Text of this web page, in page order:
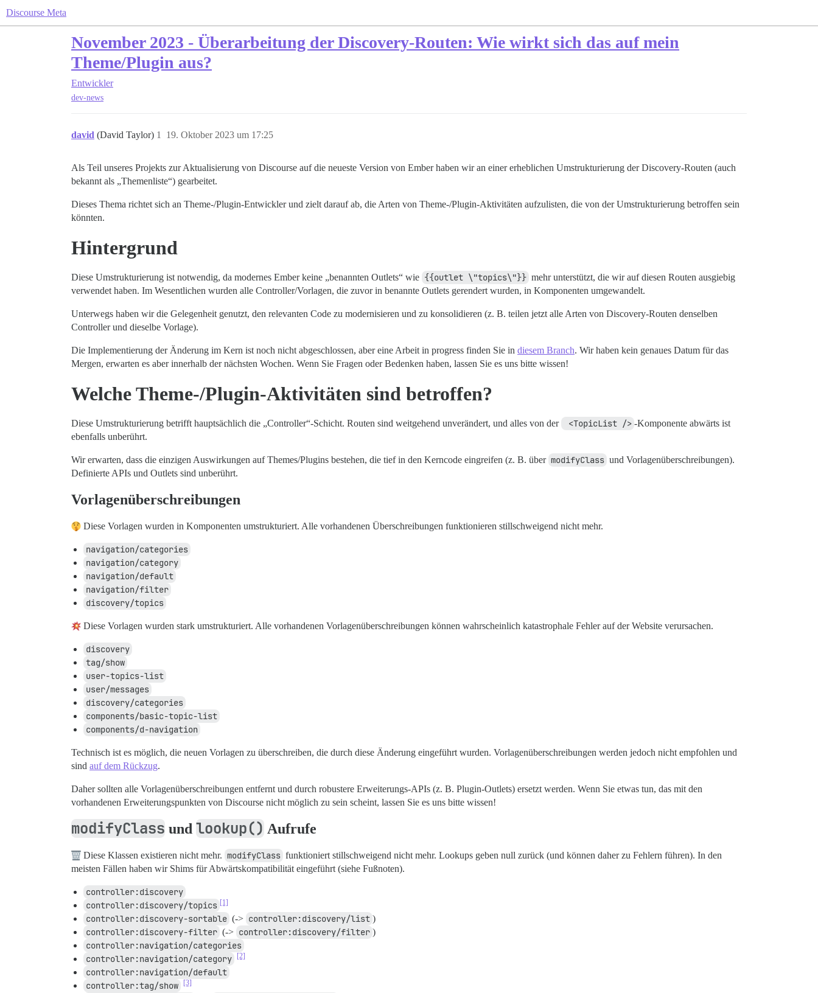
Discourse Meta
November 2023 - Überarbeitung der Discovery-Routen: Wie wirkt sich das auf mein
Theme/Plugin aus?
Entwickler
dev-news
david (David Taylor) 19. Oktober 2023 um 17:25
1
Als Teil unseres Projekts zur Aktualisierung von Discourse auf die neueste Version von Ember haben wir an einer erheblichen Umstrukturierung der Discovery-Routen (auch
bekannt als „Themenliste“) gearbeitet.
Dieses Thema richtet sich an Theme-/Plugin-Entwickler und zielt darauf ab, die Arten von Theme-/Plugin-Aktivitäten aufzulisten, die von der Umstrukturierung betroffen sein
könnten.
Hintergrund
Diese Umstrukturierung ist notwendig, da modernes Ember keine „benannten Outlets“ wie {{outlet \"topics\"}} mehr unterstützt, die wir auf diesen Routen ausgiebig
verwendet haben. Im Wesentlichen wurden alle Controller/Vorlagen, die zuvor in benannte Outlets gerendert wurden, in Komponenten umgewandelt.
Unterwegs haben wir die Gelegenheit genutzt, den relevanten Code zu modernisieren und zu konsolidieren (z. B. teilen jetzt alle Arten von Discovery-Routen denselben
Controller und dieselbe Vorlage).
Die Implementierung der Änderung im Kern ist noch nicht abgeschlossen, aber eine Arbeit in progress finden Sie in diesem Branch. Wir haben kein genaues Datum für das
Mergen, erwarten es aber innerhalb der nächsten Wochen. Wenn Sie Fragen oder Bedenken haben, lassen Sie es uns bitte wissen!
Welche Theme-/Plugin-Aktivitäten sind betroffen?
Diese Umstrukturierung betrifft hauptsächlich die „Controller“-Schicht. Routen sind weitgehend unverändert, und alles von der <TopicList /> -Komponente abwärts ist
ebenfalls unberührt.
Wir erwarten, dass die einzigen Auswirkungen auf Themes/Plugins bestehen, die tief in den Kerncode eingreifen (z. B. über modifyClass und Vorlagenüberschreibungen).
Definierte APIs und Outlets sind unberührt.
Vorlagenüberschreibungen
Diese Vorlagen wurden in Komponenten umstrukturiert. Alle vorhandenen Überschreibungen funktionieren stillschweigend nicht mehr.
navigation/categories
navigation/category
navigation/default
navigation/filter
discovery/topics
Diese Vorlagen wurden stark umstrukturiert. Alle vorhandenen Vorlagenüberschreibungen können wahrscheinlich katastrophale Fehler auf der Website verursachen.
discovery
tag/show
user-topics-list
user/messages
discovery/categories
components/basic-topic-list
components/d-navigation
Technisch ist es möglich, die neuen Vorlagen zu überschreiben, die durch diese Änderung eingeführt wurden. Vorlagenüberschreibungen werden jedoch nicht empfohlen und
sind auf dem Rückzug.
Daher sollten alle Vorlagenüberschreibungen entfernt und durch robustere Erweiterungs-APIs (z. B. Plugin-Outlets) ersetzt werden. Wenn Sie etwas tun, das mit den
vorhandenen Erweiterungspunkten von Discourse nicht möglich zu sein scheint, lassen Sie es uns bitte wissen!
modifyClass und lookup() Aufrufe
Diese Klassen existieren nicht mehr. modifyClass funktioniert stillschweigend nicht mehr. Lookups geben null zurück (und können daher zu Fehlern führen). In den
meisten Fällen haben wir Shims für Abwärtskompatibilität eingeführt (siehe Fußnoten).
controller:discovery
controller:discovery/topics [1]
controller:discovery-sortable (-> controller:discovery/list )
controller:discovery-filter (-> controller:discovery/filter )
controller:navigation/categories
controller:navigation/category
[2]
controller:navigation/default
controller:tag/show
[3]